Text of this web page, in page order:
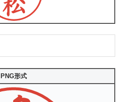
PNG形式